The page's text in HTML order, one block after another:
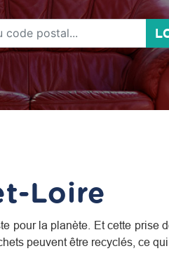
Loire
pour la planète. Et cette prise
peuvent être recyclés, ce